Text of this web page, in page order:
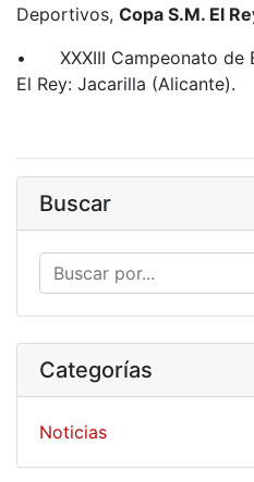
Deportivos, Copa S.M. El
•
XXXIII Campeonato de
El Rey: Jacarilla (Alicante).
Buscar
Categorías
Noticias